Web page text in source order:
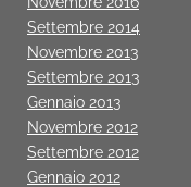
Settembre 2014
Novembre 2013
Settembre 2013
Gennaio 2013
Novembre 2012
Settembre 2012
Gennaio 2012